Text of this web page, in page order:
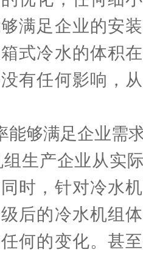
满足企业的安
式冷水的体积
有任何影响，
够满足企业需
生产企业从实
时，针对冷水
后的冷水机组
何的变化。甚